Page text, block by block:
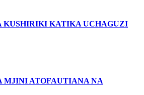
KUSHIRIKI KATIKA UCHAGUZI
MJINI ATOFAUTIANA NA